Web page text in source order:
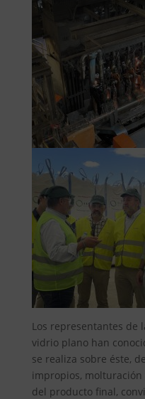
Los representantes de
vidrio plano han
se realiza sobre éste,
impropios,
del producto final,